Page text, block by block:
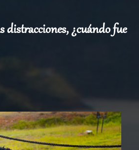
distracciones, ¿cuándo fue